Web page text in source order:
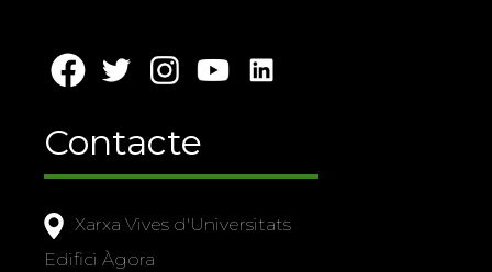
Contacte
Xarxa Vives d'Universitats
Edifici Àgora